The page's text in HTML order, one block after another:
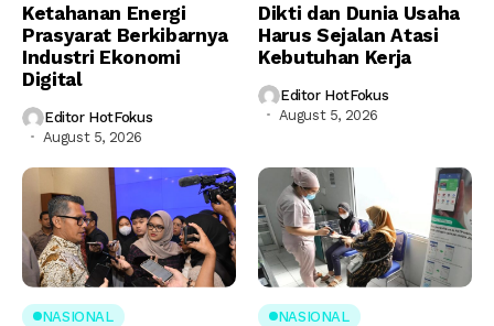
Ketahanan Energi
Prasyarat Berkibarnya
Industri Ekonomi
Digital
Editor HotFokus
August 5, 2026
Dikti dan Dunia Usaha
Harus Sejalan Atasi
Kebutuhan Kerja
Editor HotFokus
August 5, 2026
NASIONAL NASIONAL